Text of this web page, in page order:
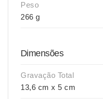
Peso
266 g
Dimensões
Gravação Total
13,6 cm x 5 cm